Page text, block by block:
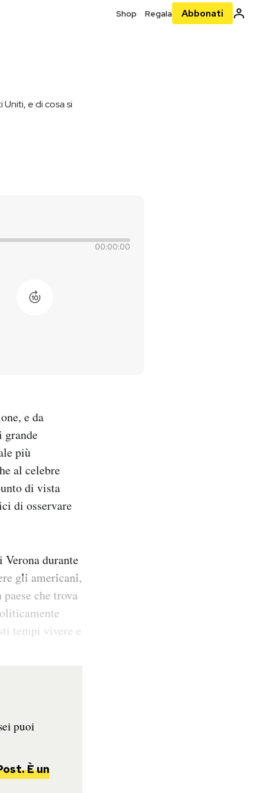
Shop Regala Abbonati
e di cosa si
00:00:00
e da
grande
più
al celebre
di vista
di osservare
durante
gli americani,
che trova
tempi vivere e
puoi
È un